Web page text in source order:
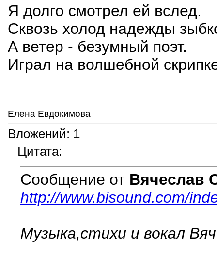
Я долго смотрел ей вслед.
Сквозь холод надежды
А ветер - безумный поэт.
Играл на волшебной
Елена Евдокимова
Вложений: 1
Цитата:
Сообщение от Вячеслав
http://www.bisound.com/
Музыка,стихи и вокал